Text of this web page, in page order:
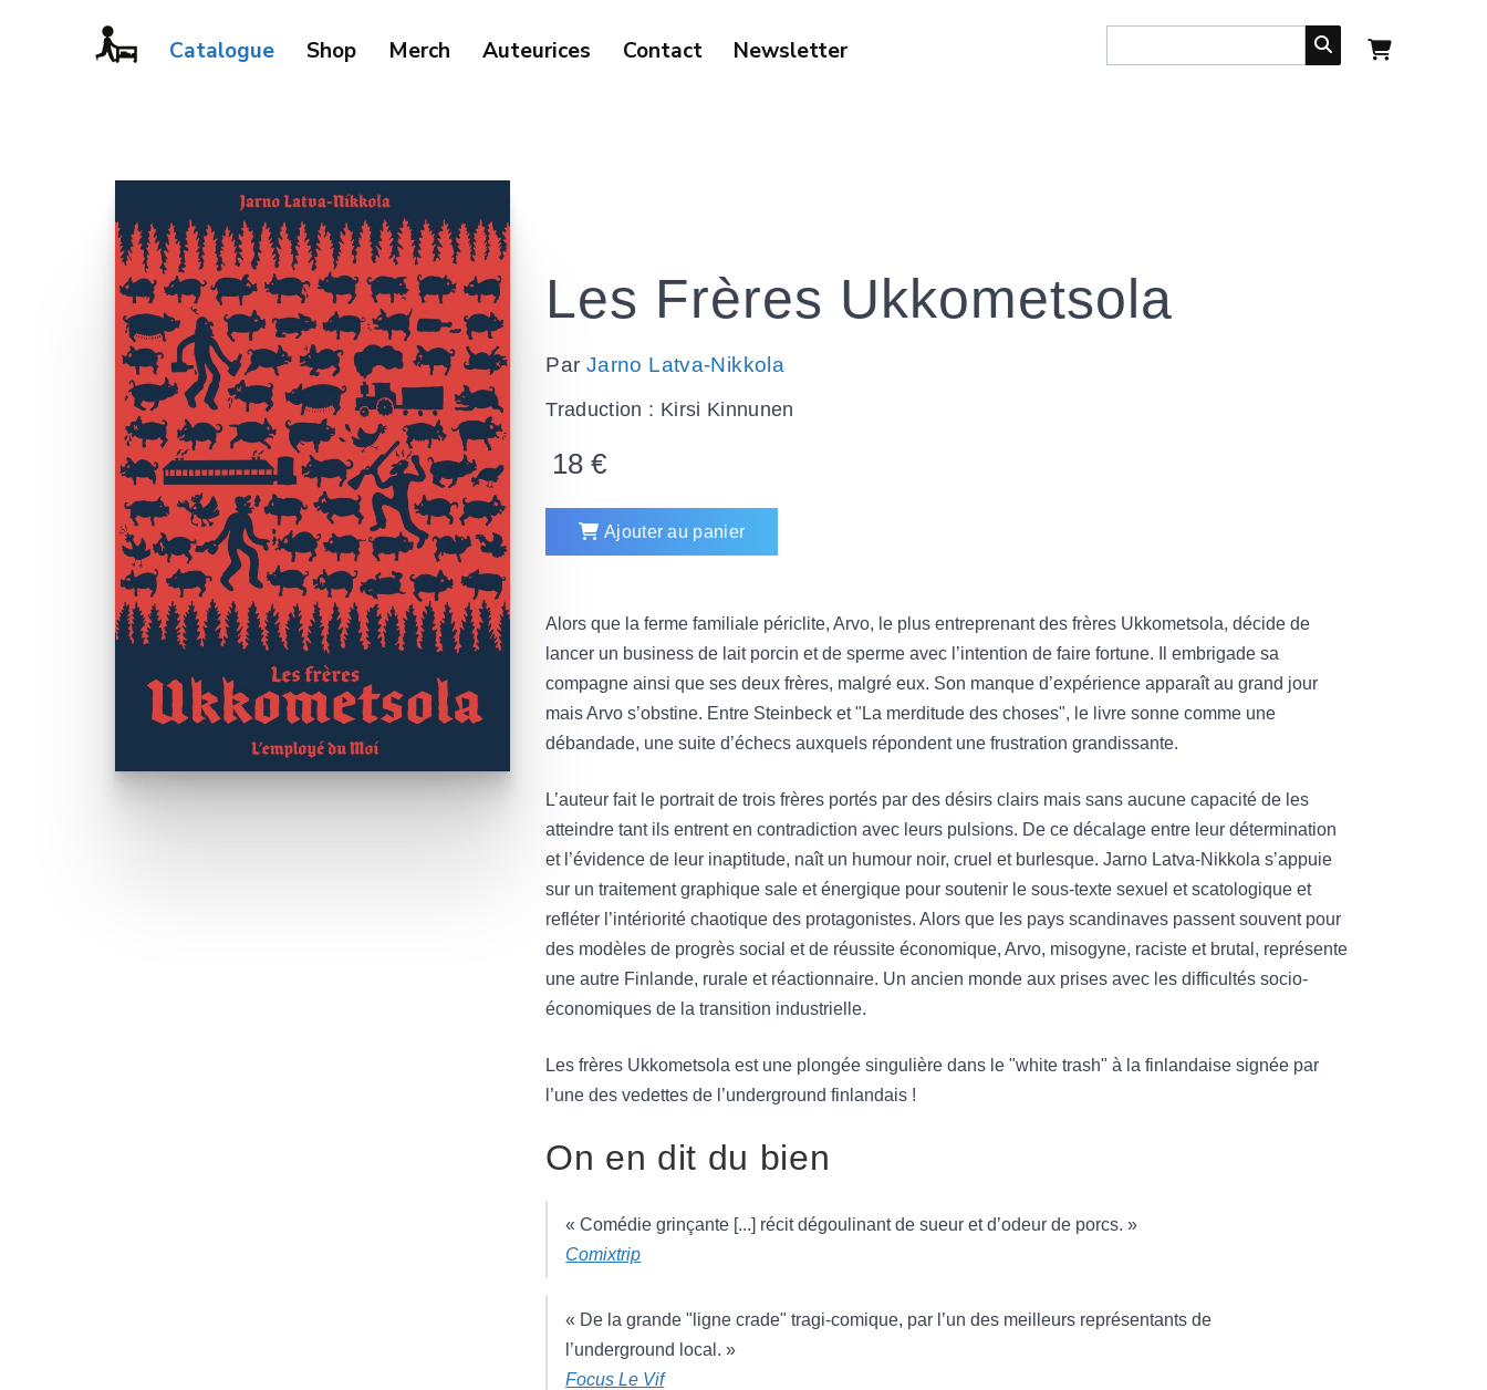
Catalogue Shop Merch Auteurices Contact Newsletter
Les Frères Ukkometsola
Par Jarno Latva-Nikkola
Traduction : Kirsi Kinnunen
18 €
Ajouter au panier
Alors que la ferme familiale périclite, Arvo, le plus entreprenant des frères Ukkometsola, décide de
lancer un business de lait porcin et de sperme avec l’intention de faire fortune. Il embrigade sa
compagne ainsi que ses deux frères, malgré eux. Son manque d’expérience apparaît au grand jour
mais Arvo s’obstine. Entre Steinbeck et "La merditude des choses", le livre sonne comme une
débandade, une suite d’échecs auxquels répondent une frustration grandissante.
L’auteur fait le portrait de trois frères portés par des désirs clairs mais sans aucune capacité de les
atteindre tant ils entrent en contradiction avec leurs pulsions. De ce décalage entre leur détermination
et l’évidence de leur inaptitude, naît un humour noir, cruel et burlesque. Jarno Latva-Nikkola s’appuie
sur un traitement graphique sale et énergique pour soutenir le sous-texte sexuel et scatologique et
refléter l’intériorité chaotique des protagonistes. Alors que les pays scandinaves passent souvent pour
des modèles de progrès social et de réussite économique, Arvo, misogyne, raciste et brutal, représente
une autre Finlande, rurale et réactionnaire. Un ancien monde aux prises avec les difficultés socio-
économiques de la transition industrielle.
Les frères Ukkometsola est une plongée singulière dans le "white trash" à la finlandaise signée par
l’une des vedettes de l’underground finlandais !
On en dit du bien
« Comédie grinçante [...] récit dégoulinant de sueur et d’odeur de porcs. »
Comixtrip
« De la grande "ligne crade" tragi-comique, par l’un des meilleurs représentants de
l’underground local. »
Focus Le Vif